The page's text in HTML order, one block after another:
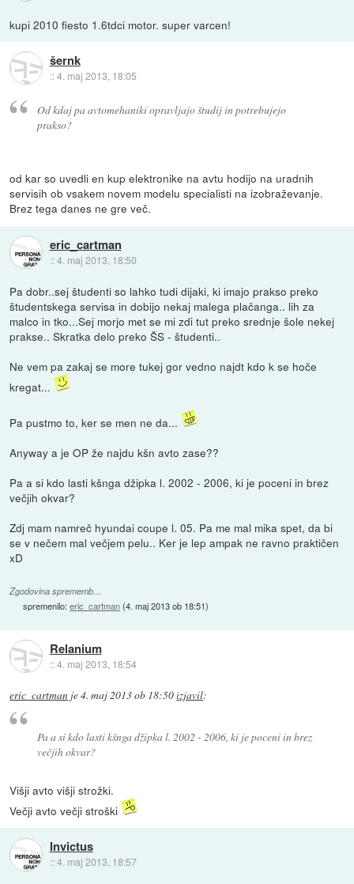
kupi 2010 fiesto 1.6tdci motor. super varcen!
šernk
::4. maj 2013, 18:05
Od kdaj pa avtomehaniki opravljajo študij in potrebujejo
prakso?
od kar so uvedli en kup elektronike na avtu hodijo na uradnih
servisih ob vsakem novem modelu specialisti na izobraževanje.
Brez tega danes ne gre več.
eric_cartman
::4. maj 2013, 18:50
Pa dobr..sej študenti so lahko tudi dijaki, ki imajo prakso preko
študentskega servisa in dobijo nekaj malega plačanga.. lih za
malco in tko...Sej morjo met se mi zdi tut preko srednje šole nekej
prakse.. Skratka delo preko ŠS - študenti..
Ne vem pa zakaj se more tukej gor vedno najdt kdo k se hoče
kregat...
Pa pustmo to, ker se men ne da...
Anyway a je OP že najdu kšn avto zase??
Pa a si kdo lasti kšnga džipka l. 2002 - 2006, ki je poceni in brez
večjih okvar?
Zdj mam namreč hyundai coupe l. 05. Pa me mal mika spet, da bi
se v nečem mal večjem pelu.. Ker je lep ampak ne ravno praktičen
xD
Zgodovina sprememb…
spremenilo:eric_cartman(4. maj 2013 ob 18:51)
Relanium
::4. maj 2013, 18:54
eric_cartman je4. maj 2013 ob 18:50izjavil:
Pa a si kdo lasti kšnga džipka l. 2002 - 2006, ki je poceni in brez
večjih okvar?
Višji avto višji strožki.
Večji avto večji stroški
Invictus
::4. maj 2013, 18:57